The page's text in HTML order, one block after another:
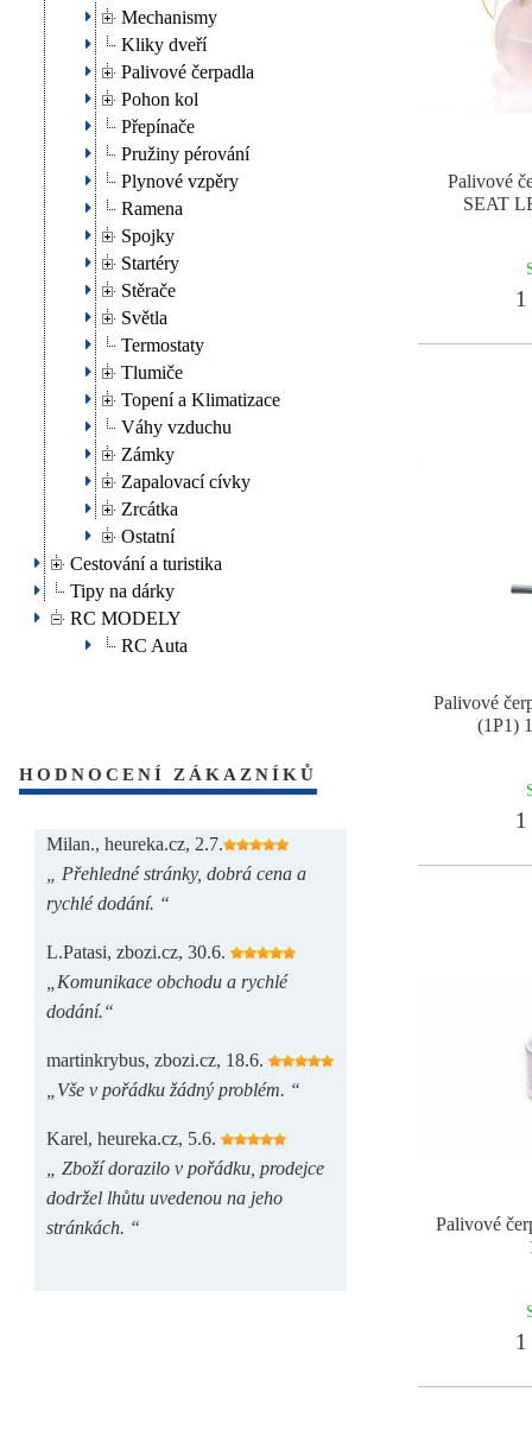
Mechanismy
Kliky dveří
Palivové čerpadla
Pohon kol
Přepínače
Pružiny pérování
Plynové vzpěry
Ramena
Spojky
Startéry
Stěrače
Světla
Termostaty
Tlumiče
Topení a Klimatizace
Váhy vzduchu
Zámky
Zapalovací cívky
Zrcátka
Ostatní
Cestování a turistika
Tipy na dárky
RC MODELY
RC Auta
HODNOCENÍ ZÁKAZNÍKŮ
Milan., heureka.cz, 2.7.
„ Přehledné stránky, dobrá cena a
rychlé dodání. “
L.Patasi, zbozi.cz, 30.6.
„Komunikace obchodu a rychlé
dodání.“
martinkrybus, zbozi.cz, 18.6.
„Vše v pořádku žádný problém. “
Karel, heureka.cz, 5.6.
„ Zboží dorazilo v pořádku, prodejce
dodržel lhůtu uvedenou na jeho
stránkách. “
Palivové
SEAT
Palivové
(1P1)
Palivové